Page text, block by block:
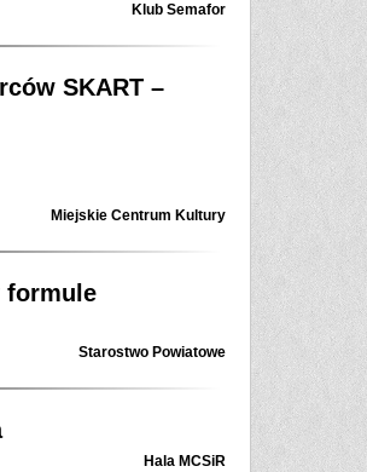
Klub Semafor
SKART –
Miejskie Centrum Kultury
formule
Starostwo Powiatowe
Hala MCSiR